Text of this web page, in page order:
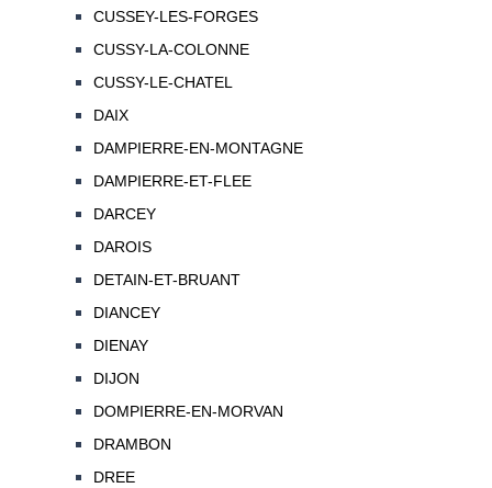
CUSSEY-LES-FORGES
CUSSY-LA-COLONNE
CUSSY-LE-CHATEL
DAIX
DAMPIERRE-EN-MONTAGNE
DAMPIERRE-ET-FLEE
DARCEY
DAROIS
DETAIN-ET-BRUANT
DIANCEY
DIENAY
DIJON
DOMPIERRE-EN-MORVAN
DRAMBON
DREE